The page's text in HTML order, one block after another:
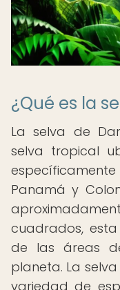
¿Qué es la
La selva de
selva tropical
Panamá y
cuadrados,
de las áreas
planeta. La
variedad de